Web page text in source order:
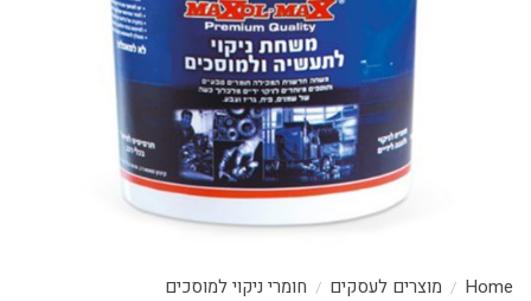
Home
/ מוצרים לעסקים / חומרי ניקוי למוסכים